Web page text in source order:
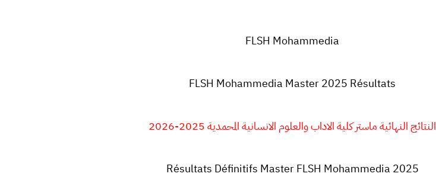
FLSH Mohammedia
FLSH Mohammedia Master 2025 Résultats
النتائج النهائية ماستر كلية الاداب والعلوم الانسانية المحمدية 2025-2026
Résultats Définitifs Master FLSH Mohammedia 2025